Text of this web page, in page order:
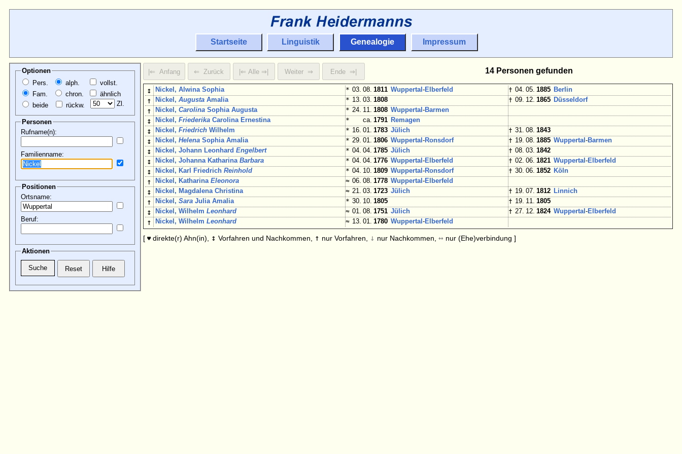
Startseite Linguistik Genealogie Impressum
Optionen
Pers.
Fam.
beide
alph.
chron.
rückw.
vollst.
ähnlich
Zl.
Personen
Rufname(n):
Familienname:
Positionen
Ortsname:
Beruf:
Aktionen
14 Personen gefunden
↕ Nickel, Alwina Sophia * 03. 08. 1811 Wuppertal-Elberfeld † 04. 05. 1885 Berlin
↑ Nickel,Augusta Amalia * 13. 03. 1808 † 09. 12. 1865 Düsseldorf
↑ Nickel,Carolina Sophia Augusta * 24. 11. 1808 Wuppertal-Barmen
↕ Nickel,Friederika Carolina Ernestina * ca. 1791 Remagen
↕ Nickel,Friedrich Wilhelm * 16. 01. 1783 Jülich † 31. 08. 1843
↕ Nickel,Helena Sophia Amalia * 29. 01. 1806 Wuppertal-Ronsdorf † 19. 08. 1885 Wuppertal-Barmen
↕ Nickel, Johann LeonhardEngelbert * 04. 04. 1785 Jülich † 08. 03. 1842
↕ Nickel, Johanna KatharinaBarbara * 04. 04. 1776 Wuppertal-Elberfeld † 02. 06. 1821 Wuppertal-Elberfeld
↕ Nickel, Karl FriedrichReinhold * 04. 10. 1809 Wuppertal-Ronsdorf † 30. 06. 1852 Köln
↑ Nickel, KatharinaEleonora ≈ 06. 08. 1778 Wuppertal-Elberfeld
↕ Nickel, Magdalena Christina ≈ 21. 03. 1723 Jülich † 19. 07. 1812 Linnich
↑ Nickel,Sara Julia Amalia * 30. 10. 1805 † 19. 11. 1805
↕ Nickel, WilhelmLeonhard ≈ 01. 08. 1751 Jülich † 27. 12. 1824 Wuppertal-Elberfeld
↑ Nickel, WilhelmLeonhard ≈ 13. 01. 1780 Wuppertal-Elberfeld
[ ♥ direkte(r) Ahn(in), ↕ Vorfahren und Nachkommen, ↑ nur Vorfahren, ↓ nur Nachkommen, ↔ nur (Ehe)verbindung ]